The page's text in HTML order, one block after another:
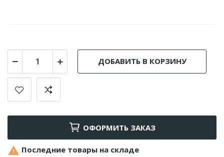
ДОБАВИТЬ В КОРЗИНУ
ОФОРМИТЬ ЗАКАЗ
 Последние товары на складе